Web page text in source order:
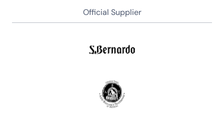
Official Supplier